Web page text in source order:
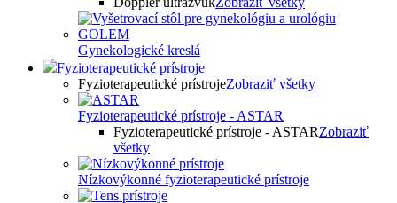
Gynekologické kreslá
Fyzioterapeutické prístroje
Fyzioterapeutické prístrojeZobraziť všetky
Fyzioterapeutické prístroje - ASTAR
Fyzioterapeutické prístroje - ASTARZobraziť
všetky
Nízkovýkonné fyzioterapeutické prístroje